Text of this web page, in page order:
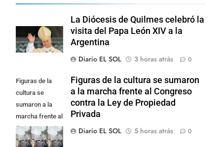
La Diócesis de Quilmes celebró la
visita del Papa León XIV a la
Argentina
Diario EL SOL
3 horas atrás 0
Figuras de la
cultura se
sumaron a la
marcha frente al
Congreso contra
la Ley de
Figuras de la cultura se sumaron
a la marcha frente al Congreso
contra la Ley de Propiedad
Privada
Diario EL SOL
5 horas atrás 0